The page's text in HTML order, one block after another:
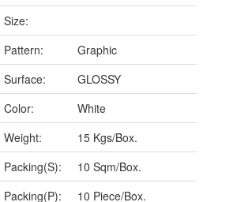
Size:
Pattern:
Graphic
Surface:
GLOSSY
Color:
White
Weight:
15 Kgs/Box.
Packing(S):
10 Sqm/Box.
Packing(P):
10 Piece/Box.